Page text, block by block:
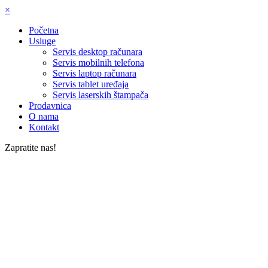
×
Početna
Usluge
Servis desktop računara
Servis mobilnih telefona
Servis laptop računara
Servis tablet uređaja
Servis laserskih štampača
Prodavnica
O nama
Kontakt
Zapratite nas!